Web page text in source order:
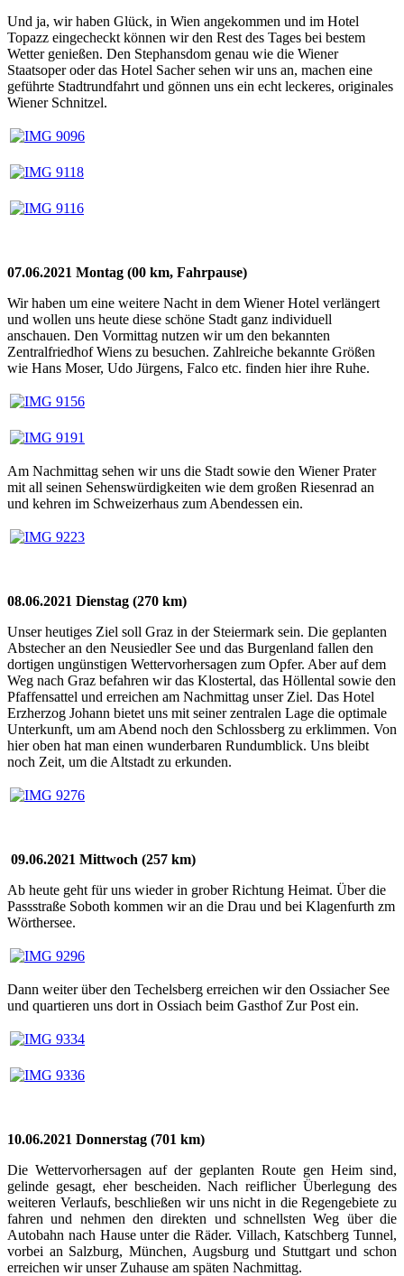
Und ja, wir haben Glück, in Wien angekommen und im Hotel
Topazz eingecheckt können wir den Rest des Tages bei bestem
Wetter genießen. Den Stephansdom genau wie die Wiener
Staatsoper oder das Hotel Sacher sehen wir uns an, machen eine
geführte Stadtrundfahrt und gönnen uns ein echt leckeres, originales
Wiener Schnitzel.
07.06.2021 Montag (00 km, Fahrpause)
Wir haben um eine weitere Nacht in dem Wiener Hotel verlängert
und wollen uns heute diese schöne Stadt ganz individuell
anschauen. Den Vormittag nutzen wir um den bekannten
Zentralfriedhof Wiens zu besuchen. Zahlreiche bekannte Größen
wie Hans Moser, Udo Jürgens, Falco etc. finden hier ihre Ruhe.
Am Nachmittag sehen wir uns die Stadt sowie den Wiener Prater
mit all seinen Sehenswürdigkeiten wie dem großen Riesenrad an
und kehren im Schweizerhaus zum Abendessen ein.
08.06.2021 Dienstag (270 km)
Unser heutiges Ziel soll Graz in der Steiermark sein. Die geplanten
Abstecher an den Neusiedler See und das Burgenland fallen den
dortigen ungünstigen Wettervorhersagen zum Opfer. Aber auf dem
Weg nach Graz befahren wir das Klostertal, das Höllental sowie den
Pfaffensattel und erreichen am Nachmittag unser Ziel. Das Hotel
Erzherzog Johann bietet uns mit seiner zentralen Lage die optimale
Unterkunft, um am Abend noch den Schlossberg zu erklimmen. Von
hier oben hat man einen wunderbaren Rundumblick. Uns bleibt
noch Zeit, um die Altstadt zu erkunden.
09.06.2021 Mittwoch (257 km)
Ab heute geht für uns wieder in grober Richtung Heimat. Über die
Passstraße Soboth kommen wir an die Drau und bei Klagenfurth zm
Wörthersee.
Dann weiter über den Techelsberg erreichen wir den Ossiacher See
und quartieren uns dort in Ossiach beim Gasthof Zur Post ein.
10.06.2021 Donnerstag (701 km)
Die Wettervorhersagen auf der geplanten Route gen Heim sind,
gelinde gesagt, eher bescheiden. Nach reiflicher Überlegung des
weiteren Verlaufs, beschließen wir uns nicht in die Regengebiete zu
fahren und nehmen den direkten und schnellsten Weg über die
Autobahn nach Hause unter die Räder. Villach, Katschberg Tunnel,
vorbei an Salzburg, München, Augsburg und Stuttgart und schon
erreichen wir unser Zuhause am späten Nachmittag.